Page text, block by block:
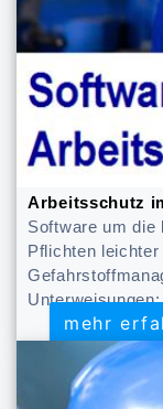
Arbeitsschutz
Software um die
Pflichten
mehr
mehr